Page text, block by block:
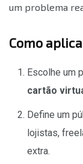
um problema
Como
Escolhe um
cartão
Define um
lojistas,
extra.